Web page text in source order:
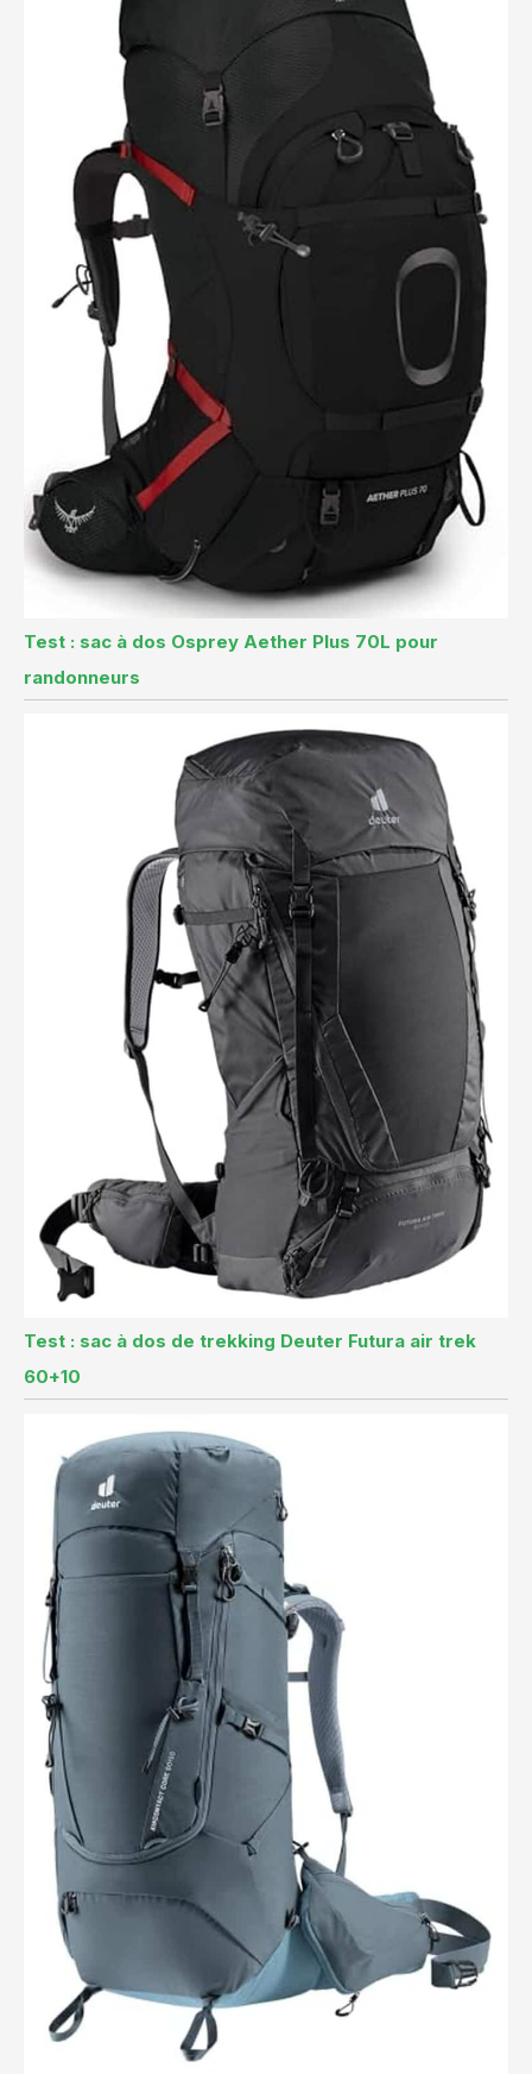
pouvez l'installer ou le
démonter selon vos
canne peut être frottée
ou pressée par des
objets lourds pendant le
transport, empêchant le
correctement. Nous
sommes vraiment
désolés si vous recevez
vous pouvez en faire la
plateforme Amazon et
Test : sac à dos Osprey Aether Plus 70L pour
randonneurs
Test : sac à dos de trekking Deuter Futura air trek
60+10